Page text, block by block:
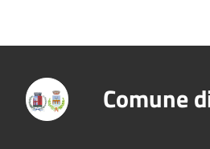
Comune